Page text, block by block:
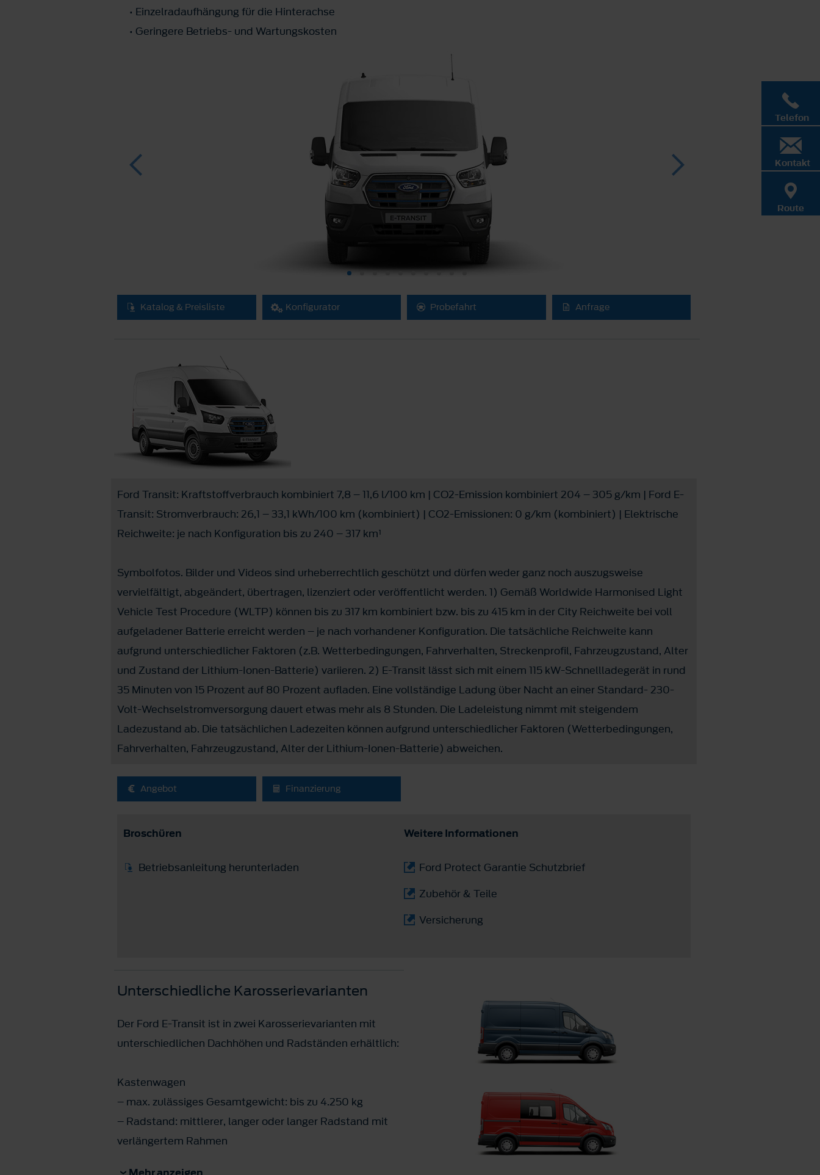
• Einzelradaufhängung für die Hinterachse
• Geringere Betriebs- und Wartungskosten
Katalog & Preisliste Konfigurator Probefahrt Anfrage
Ford Transit: Kraftstoffverbrauch kombiniert 7,8 – 11,6 l/100 km | CO2-Emission kombiniert 204 – 305 g/km | Ford E-
Transit: Stromverbrauch: 26,1 – 33,1 kWh/100 km (kombiniert) | CO2-Emissionen: 0 g/km (kombiniert) | Elektrische
Reichweite: je nach Konfiguration bis zu 240 – 317 km¹
Symbolfotos. Bilder und Videos sind urheberrechtlich geschützt und dürfen weder ganz noch auszugsweise
vervielfältigt, abgeändert, übertragen, lizenziert oder veröffentlicht werden. 1) Gemäß Worldwide Harmonised Light
Vehicle Test Procedure (WLTP) können bis zu 317 km kombiniert bzw. bis zu 415 km in der City Reichweite bei voll
aufgeladener Batterie erreicht werden – je nach vorhandener Konfiguration. Die tatsächliche Reichweite kann
aufgrund unterschiedlicher Faktoren (z.B. Wetterbedingungen, Fahrverhalten, Streckenprofil, Fahrzeugzustand, Alter
und Zustand der Lithium-Ionen-Batterie) variieren. 2) E-Transit lässt sich mit einem 115 kW-Schnellladegerät in rund
35 Minuten von 15 Prozent auf 80 Prozent aufladen. Eine vollständige Ladung über Nacht an einer Standard- 230-
Volt-Wechselstromversorgung dauert etwas mehr als 8 Stunden. Die Ladeleistung nimmt mit steigendem
Ladezustand ab. Die tatsächlichen Ladezeiten können aufgrund unterschiedlicher Faktoren (Wetterbedingungen,
Fahrverhalten, Fahrzeugzustand, Alter der Lithium-Ionen-Batterie) abweichen.
Angebot Finanzierung
Broschüren
Betriebsanleitung herunterladen
Weitere Informationen
Ford Protect Garantie Schutzbrief
Zubehör & Teile
Versicherung
Unterschiedliche Karosserievarianten
Der Ford E-Transit ist in zwei Karosserievarianten mit
unterschiedlichen Dachhöhen und Radständen erhältlich:
Kastenwagen
– max. zulässiges Gesamtgewicht: bis zu 4.250 kg
– Radstand: mittlerer, langer oder langer Radstand mit
verlängertem Rahmen
Telefon
Kontakt
Route